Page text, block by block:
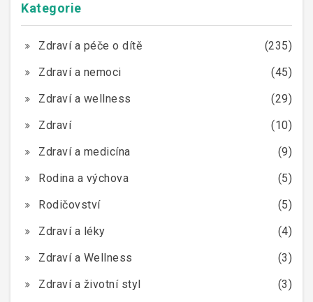
Kategorie
Zdraví a péče o dítě
(235)
Zdraví a nemoci
(45)
Zdraví a wellness
(29)
Zdraví
(10)
Zdraví a medicína
(9)
Rodina a výchova
(5)
Rodičovství
(5)
Zdraví a léky
(4)
Zdraví a Wellness
(3)
Zdraví a životní styl
(3)